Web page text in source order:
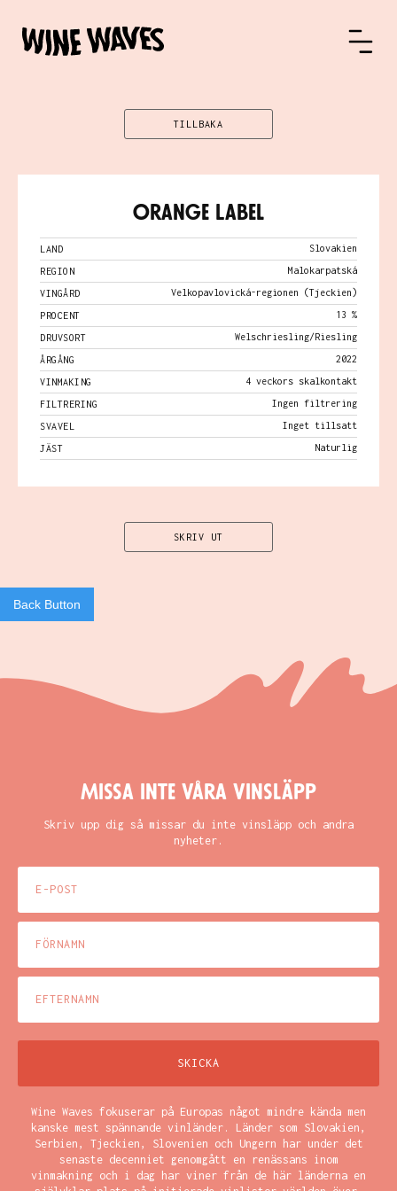
TILLBAKA
Orange Label
LAND Slovakien
REGION Malokarpatská
VINGÅRD Velkopavlovická-regionen (Tjeckien)
PROCENT 13 %
DRUVSORT Welschriesling/Riesling
ÅRGÅNG 2022
VINMAKING 4 veckors skalkontakt
FILTRERING Ingen filtrering
SVAVEL Inget tillsatt
JÄST Naturlig
SKRIV UT
Back Button
Missa inte våra vinsläpp
Skriv upp dig så missar du inte vinsläpp och andra
nyheter.
Wine Waves fokuserar på Europas något mindre kända men
kanske mest spännande vinländer. Länder som Slovakien,
Serbien, Tjeckien, Slovenien och Ungern har under det
senaste decenniet genomgått en renässans inom
vinmakning och i dag har viner från de här länderna en